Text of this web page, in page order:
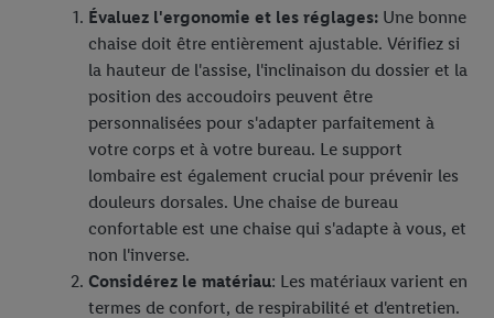
Évaluez l'ergonomie et les réglages: Une bonne
chaise doit être entièrement ajustable. Vérifiez si
la hauteur de l'assise, l'inclinaison du dossier et la
position des accoudoirs peuvent être
personnalisées pour s'adapter parfaitement à
votre corps et à votre bureau. Le support
lombaire est également crucial pour prévenir les
douleurs dorsales. Une chaise de bureau
confortable est une chaise qui s'adapte à vous, et
non l'inverse.
Considérez le matériau: Les matériaux varient en
termes de confort, de respirabilité et d'entretien.